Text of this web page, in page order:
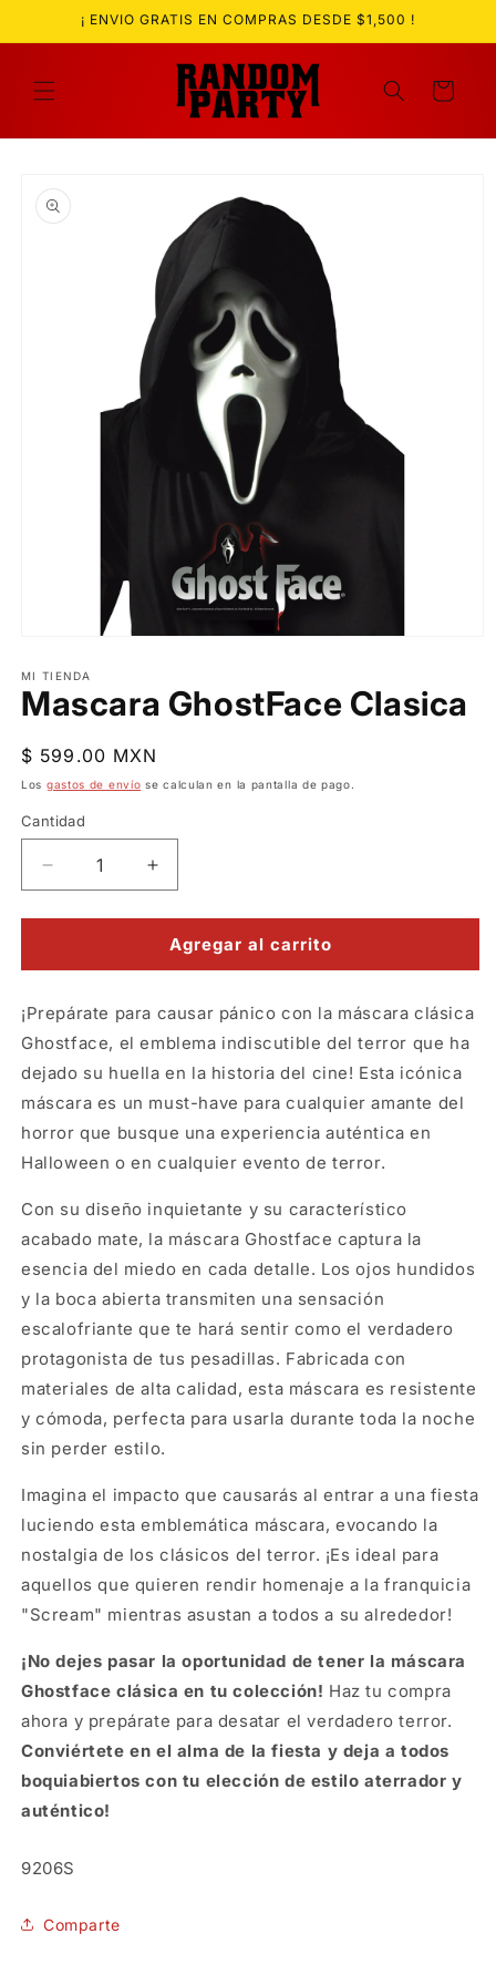
directamente
al contenido
¡ ENVIO GRATIS EN COMPRAS DESDE $1,500 !
Carrito
a la
información
multimedia
1
en
ventana
modal
MI TIENDA
Mascara GhostFace Clasica
Precio
habitual
$ 599.00 MXN
Los gastos de envío se calculan en la pantalla de pago.
Cantidad
Reducir
cantidad
para
GhostFace
Aumentar
cantidad
para
Mascara
GhostFace
Agregar al carrito
¡Prepárate para causar pánico con la máscara clásica
Ghostface, el emblema indiscutible del terror que ha
dejado su huella en la historia del cine! Esta icónica
máscara es un must-have para cualquier amante del
horror que busque una experiencia auténtica en
Halloween o en cualquier evento de terror.
Con su diseño inquietante y su característico
acabado mate, la máscara Ghostface captura la
esencia del miedo en cada detalle. Los ojos hundidos
y la boca abierta transmiten una sensación
escalofriante que te hará sentir como el verdadero
protagonista de tus pesadillas. Fabricada con
materiales de alta calidad, esta máscara es resistente
y cómoda, perfecta para usarla durante toda la noche
sin perder estilo.
Imagina el impacto que causarás al entrar a una fiesta
luciendo esta emblemática máscara, evocando la
nostalgia de los clásicos del terror. ¡Es ideal para
aquellos que quieren rendir homenaje a la franquicia
"Scream" mientras asustan a todos a su alrededor!
¡No dejes pasar la oportunidad de tener la máscara
Ghostface clásica en tu colección! Haz tu compra
ahora y prepárate para desatar el verdadero terror.
Conviértete en el alma de la fiesta y deja a todos
boquiabiertos con tu elección de estilo aterrador y
auténtico!
SKU:
9206S
Comparte